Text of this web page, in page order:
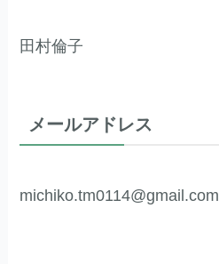
田村倫子
メールアドレス
michiko.tm0114@gmail.com